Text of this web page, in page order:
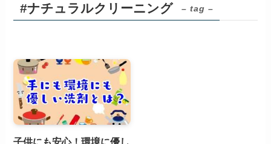
#ナチュラルクリーニング – tag –
子供にも安心！環境に優し